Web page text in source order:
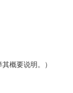
概要说明。）